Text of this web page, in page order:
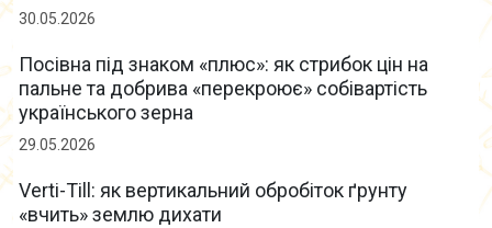
30.05.2026
Посівна під знаком «плюс»: як стрибок цін на
пальне та добрива «перекроює» собівартість
українського зерна
29.05.2026
Verti-Till: як вертикальний обробіток ґрунту
«вчить» землю дихати